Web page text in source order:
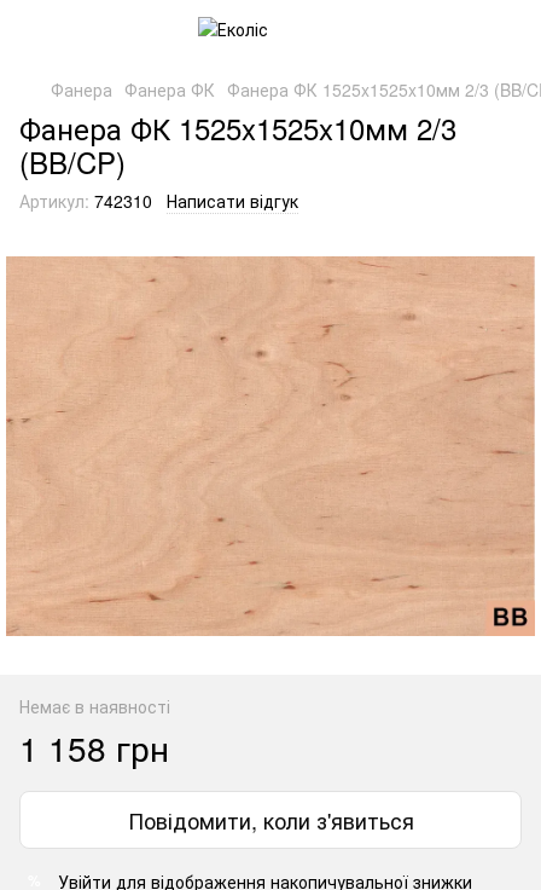
Фанера Фанера ФК Фанера ФК 1525x1525x10мм 2/3 (BB/
Фанера ФК 1525x1525x10мм 2/3
(BB/CP)
Артикул: 742310 Написати відгук
Немає в наявності
1 158 грн
Повідомити, коли з'явиться
Увійти для відображення накопичувальної знижки